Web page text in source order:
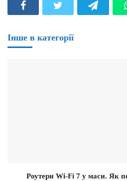
Інше в категорії
Роутери Wi-Fi 7 у маси. Як